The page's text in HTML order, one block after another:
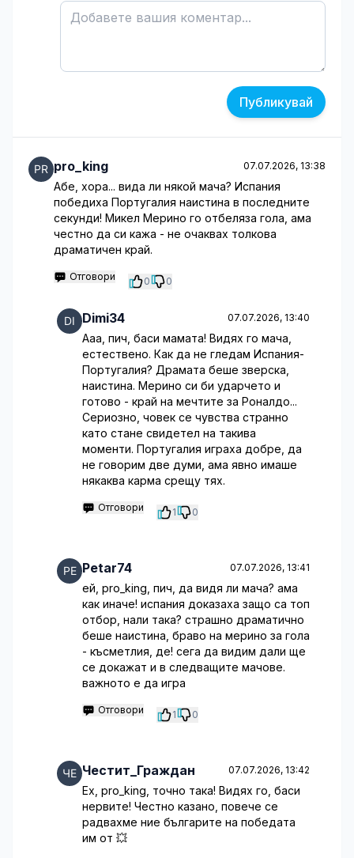
Публикувай
pro_king 07.07.2026, 13:38
Абе, хора... вида ли някой мача? Испания
победиха Португалия наистина в последните
секунди! Микел Мерино го отбеляза гола, ама
честно да си кажа - не очаквах толкова
драматичен край.
Отговори 0 0
Dimi34 07.07.2026, 13:40
Ааа, пич, баси мамата! Видях го мача,
естествено. Как да не гледам Испания-
Португалия? Драмата беше зверска,
наистина. Мерино си би ударчето и
готово - край на мечтите за Роналдо...
Сериозно, човек се чувства странно
като стане свидетел на такива
моменти. Португалия играха добре, да
не говорим две думи, ама явно имаше
някаква карма срещу тях.
Отговори 1 0
Petar74 07.07.2026, 13:41
ей, pro_king, пич, да видя ли мача? ама
как иначе! испания доказаха защо са топ
отбор, нали така? страшно драматично
беше наистина, браво на мерино за гола
- късметлия, де! сега да видим дали ще
се докажат и в следващите мачове.
важното е да игра
Отговори 1 0
Честит_Граждан 07.07.2026, 13:42
Ех, pro_king, точно така! Видях го, баси
нервите! Честно казано, повече се
радвахме ние българите на победата
им от 💥